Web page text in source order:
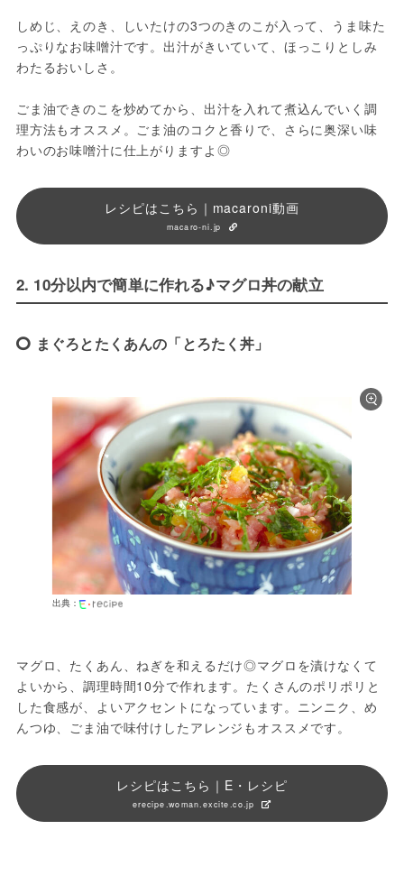
しめじ、えのき、しいたけの3つのきのこが入って、うま味た
っぷりなお味噌汁です。出汁がきいていて、ほっこりとしみ
わたるおいしさ。
ごま油できのこを炒めてから、出汁を入れて煮込んでいく調
理方法もオススメ。ごま油のコクと香りで、さらに奥深い味
わいのお味噌汁に仕上がりますよ◎
レシピはこちら｜macaroni動画
macaro-ni.jp
2. 10分以内で簡単に作れる♪マグロ丼の献立
まぐろとたくあんの「とろたく丼」
出典：
マグロ、たくあん、ねぎを和えるだけ◎マグロを漬けなくて
よいから、調理時間10分で作れます。たくさんのポリポリと
した食感が、よいアクセントになっています。ニンニク、め
んつゆ、ごま油で味付けしたアレンジもオススメです。
レシピはこちら｜E・レシピ
erecipe.woman.excite.co.jp